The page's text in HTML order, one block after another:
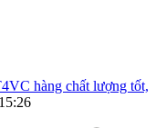
hàng chất lượng tốt,